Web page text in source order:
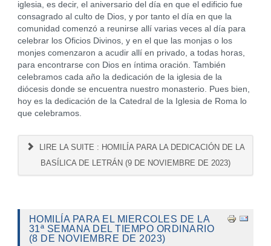
iglesia, es decir, el aniversario del día en que el edificio fue
consagrado al culto de Dios, y por tanto el día en que la
comunidad comenzó a reunirse allí varias veces al día para
celebrar los Oficios Divinos, y en el que las monjas o los
monjes comenzaron a acudir allí en privado, a todas horas,
para encontrarse con Dios en íntima oración. También
celebramos cada año la dedicación de la iglesia de la
diócesis donde se encuentra nuestro monasterio. Pues bien,
hoy es la dedicación de la Catedral de la Iglesia de Roma lo
que celebramos.
LIRE LA SUITE : HOMILÍA PARA LA DEDICACIÓN DE LA
BASÍLICA DE LETRÁN (9 DE NOVIEMBRE DE 2023)
HOMILÍA PARA EL MIERCOLES DE LA
31ª SEMANA DEL TIEMPO ORDINARIO
(8 DE NOVIEMBRE DE 2023)